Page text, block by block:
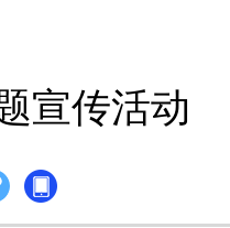
宣传活动